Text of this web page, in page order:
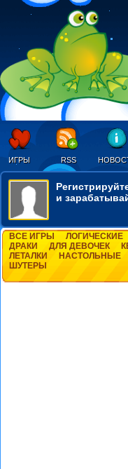
ИГРЫ RSS
и
ВСЕ ИГРЫ ЛОГИЧЕСКИЕ
ДРАКИ
ДЛЯ ДЕВОЧЕК
ЛЕТАЛКИ
НАСТОЛЬНЫЕ
ШУТЕРЫ